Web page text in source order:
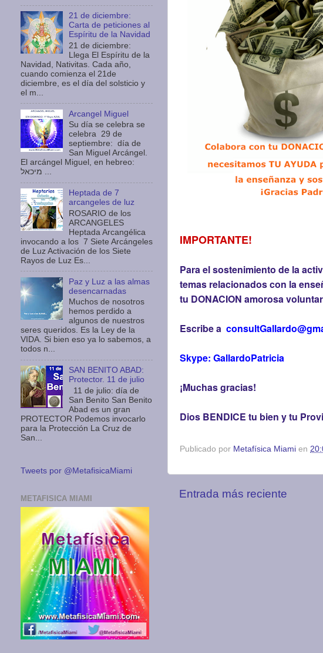
IMPORTANTE!
Para el sostenimiento de la
temas relacionados con la
tu DONACION amorosa
Escribe a
Skype: GallardoPatricia
¡Muchas gracias!
Dios BENDICE tu bien y tu
Publicado por Metafísica Miami en
Entrada más reciente
21 de diciembre:
Carta de peticiones al
Espíritu de la Navidad
21 de diciembre:
Llega El Espíritu de la
Navidad, Nativitas. Cada año,
cuando comienza el 21de
diciembre, es el día del solsticio y
el m...
Arcangel Miguel
Su día se celebra se
celebra 29 de
septiembre: día de
San Miguel Arcángel.
El arcángel Miguel, en hebreo:
מיכאל ...
Heptada de 7
arcangeles de luz
ROSARIO de los
ARCANGELES
Heptada Arcangélica
invocando a los 7 Siete Arcángeles
de Luz Activación de los Siete
Rayos de Luz Es...
Paz y Luz a las almas
desencarnadas
Muchos de nosotros
hemos perdido a
algunos de nuestros
seres queridos. Es la Ley de la
VIDA. Si bien eso ya lo sabemos, a
todos n...
SAN BENITO ABAD:
Protector. 11 de julio
11 de julio: día de
San Benito San Benito
Abad es un gran
PROTECTOR Podemos invocarlo
para la Protección La Cruz de
San...
Tweets por @MetafisicaMiami
METAFISICA MIAMI